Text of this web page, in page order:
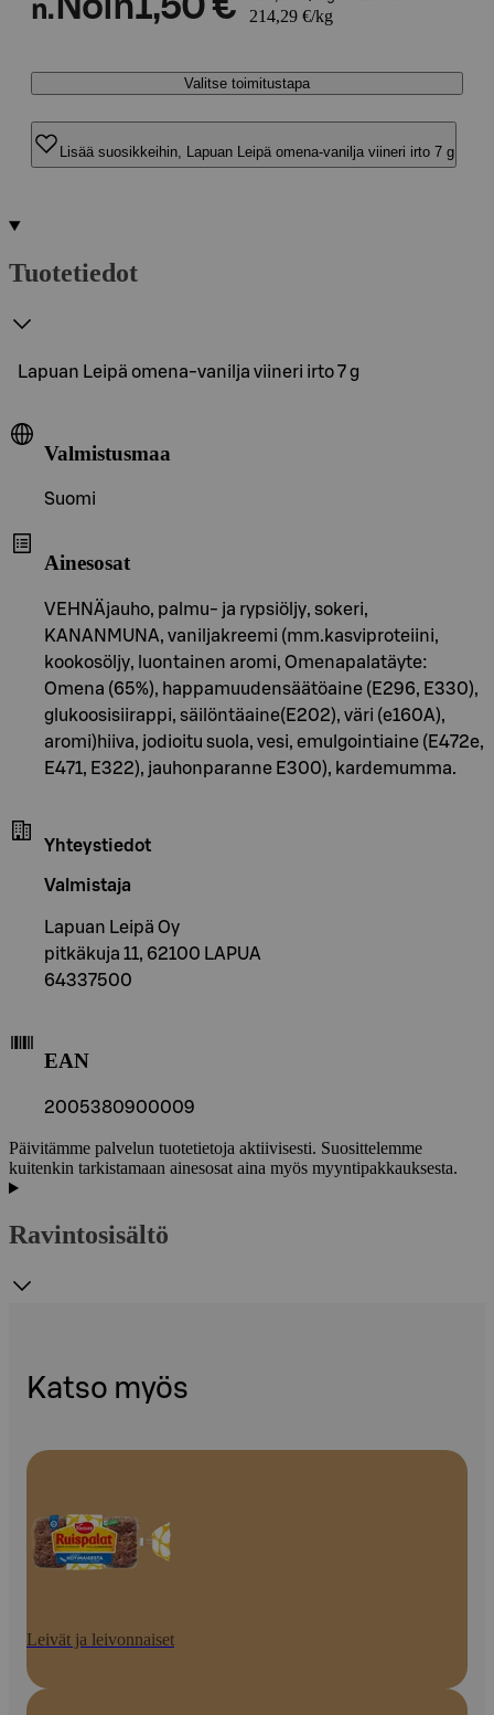
n.
214,29 €/kg
Valitse toimitustapa
Lisää suosikkeihin, Lapuan Leipä omena-vanilja viineri irto 7 g
Tuotetiedot
Lapuan Leipä omena-vanilja viineri irto 7 g
Valmistusmaa
Suomi
Ainesosat
VEHNÄjauho, palmu- ja rypsiöljy, sokeri,
KANANMUNA, vaniljakreemi (mm.kasviproteiini,
kookosöljy, luontainen aromi, Omenapalatäyte:
Omena (65%), happamuudensäätöaine (E296, E330),
glukoosisiirappi, säilöntäaine(E202), väri (e160A),
aromi)hiiva, jodioitu suola, vesi, emulgointiaine (E472e,
E471, E322), jauhonparanne E300), kardemumma.
Yhteystiedot
Valmistaja
Lapuan Leipä Oy
pitkäkuja 11, 62100 LAPUA
64337500
EAN
2005380900009
Päivitämme palvelun tuotetietoja aktiivisesti. Suosittelemme
kuitenkin tarkistamaan ainesosat aina myös myyntipakkauksesta.
Ravintosisältö
Katso myös
Leivät ja leivonnaiset